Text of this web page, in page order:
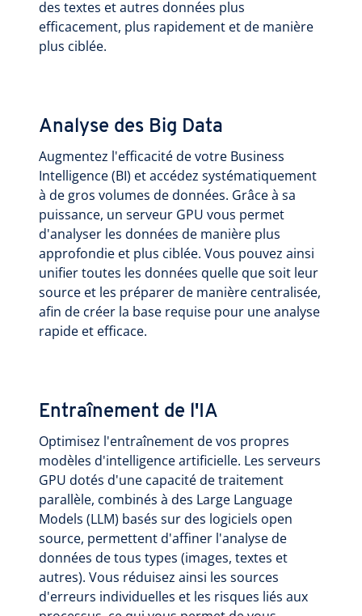
des textes et autres données plus
efficacement, plus rapidement et de manière
plus ciblée.
Analyse des Big Data
Augmentez l'efficacité de votre Business
Intelligence (BI) et accédez systématiquement
à de gros volumes de données. Grâce à sa
puissance, un serveur GPU vous permet
d'analyser les données de manière plus
approfondie et plus ciblée. Vous pouvez ainsi
unifier toutes les données quelle que soit leur
source et les préparer de manière centralisée,
afin de créer la base requise pour une analyse
rapide et efficace.
Entraînement de l'IA
Optimisez l'entraînement de vos propres
modèles d'intelligence artificielle. Les serveurs
GPU dotés d'une capacité de traitement
parallèle, combinés à des Large Language
Models (LLM) basés sur des logiciels open
source, permettent d'affiner l'analyse de
données de tous types (images, textes et
autres). Vous réduisez ainsi les sources
d'erreurs individuelles et les risques liés aux